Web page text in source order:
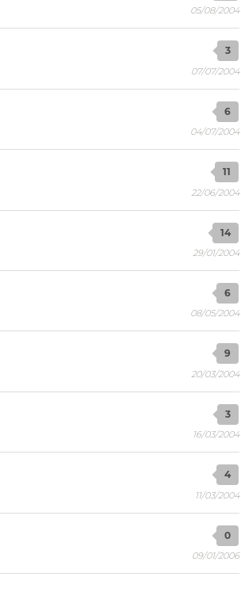
05/08/2004
3
07/07/2004
6
04/07/2004
11
22/06/2004
14
29/01/2004
6
08/05/2004
9
20/03/2004
3
16/03/2004
4
11/03/2004
0
09/01/2006